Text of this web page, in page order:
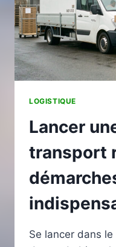
ÉTÉ
?
LOGISTIQUE
Lancer
transport
Se lancer dans